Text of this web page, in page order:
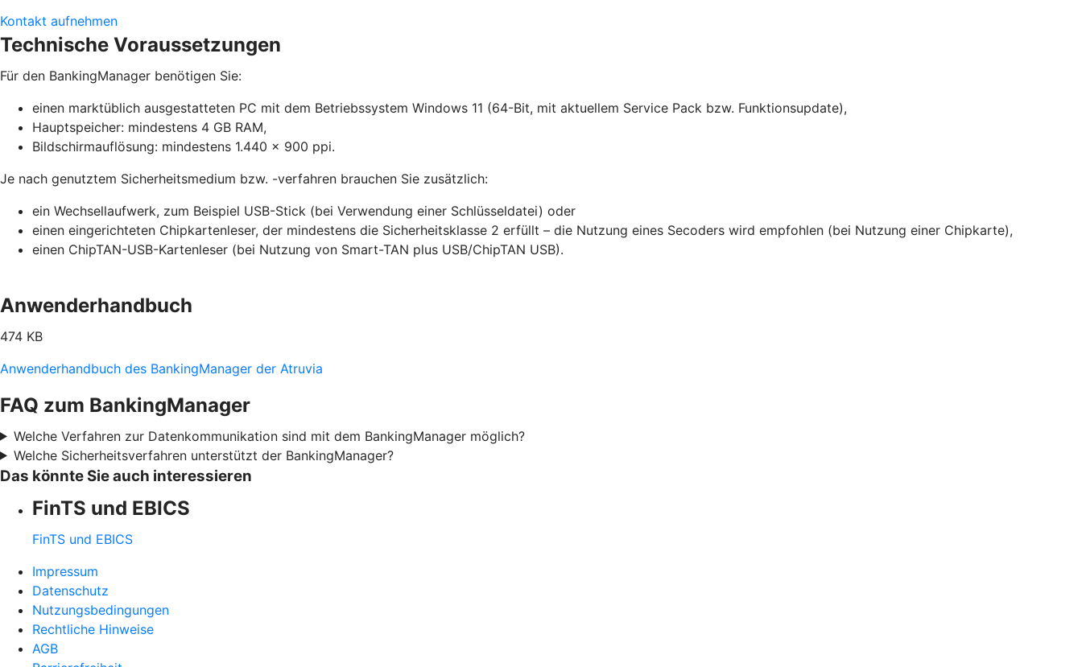
Kontakt aufnehmen
Technische Voraussetzungen
Für den BankingManager benötigen Sie:
einen marktüblich ausgestatteten PC mit dem Betriebssystem Windows 11 (64-Bit, mit aktuellem Service Pack bzw. Funktionsupdate),
Hauptspeicher: mindestens 4 GB RAM,
Bildschirmauflösung: mindestens 1.440 x 900 ppi.
Je nach genutztem Sicherheitsmedium bzw. -verfahren brauchen Sie zusätzlich:
ein Wechsellaufwerk, zum Beispiel USB-Stick (bei Verwendung einer Schlüsseldatei) oder
einen eingerichteten Chipkartenleser, der mindestens die Sicherheitsklasse 2 erfüllt – die Nutzung eines Secoders wird empfohlen (bei Nutzung einer Chipkarte),
einen ChipTAN-USB-Kartenleser (bei Nutzung von Smart-TAN plus USB/ChipTAN USB).
Anwenderhandbuch
474 KB
Anwenderhandbuch des BankingManager der Atruvia
FAQ zum BankingManager
Welche Verfahren zur Datenkommunikation sind mit dem BankingManager möglich?
Welche Sicherheitsverfahren unterstützt der BankingManager?
Das könnte Sie auch interessieren
FinTS und EBICS
FinTS und EBICS
Impressum
Datenschutz
Nutzungsbedingungen
Rechtliche Hinweise
AGB